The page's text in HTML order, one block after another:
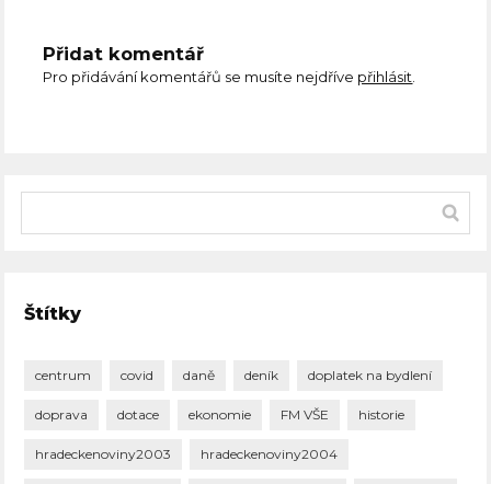
Přidat komentář
Pro přidávání komentářů se musíte nejdříve přihlásit.
Štítky
centrum covid daně deník doplatek na bydlení
doprava dotace ekonomie FM VŠE historie
hradeckenoviny2003 hradeckenoviny2004